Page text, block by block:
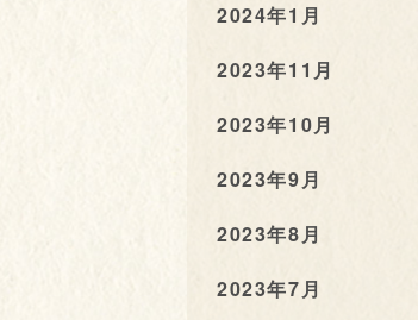
2024年1月
2023年11月
2023年10月
2023年9月
2023年8月
2023年7月